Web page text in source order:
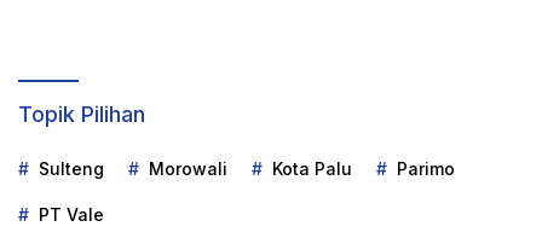
Topik Pilihan
Sulteng Morowali Kota Palu Parimo
PT Vale